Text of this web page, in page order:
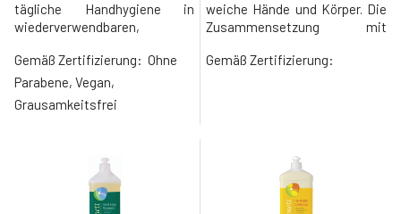
tägliche Handhygiene in
wiederverwendbaren,
bestimmt ist, verwandelt die
alltägliche Routine. Sanft, aber
dennoch effektiv und
reichen Anteils an organische
Gemäß Zertifizierung: Ohne
Parabene, Vegan,
Grausamkeitsfrei
weiche Hände und Körper. Die
Zusammensetzung mit
Olivenöl wurde speziell für die
Anwendung. Biolo
Gemäß Zertifizierung: